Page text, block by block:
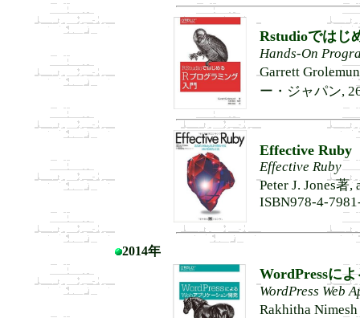
Rstudioではじ
Hands-On
Garrett
ー・ジャパン,
Effective Ruby
Effective Ruby
Peter J. Jones著
ISBN978-4-
2014年
WordPressに
WordPress Web
Rakhitha